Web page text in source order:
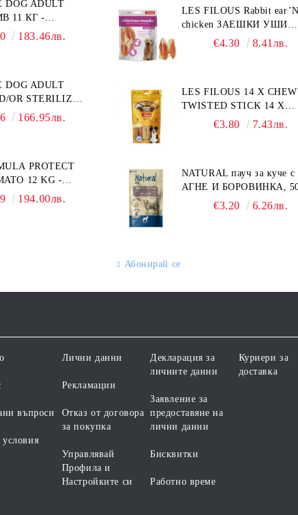
10 КГ, С
ЗЪРНО, БЕЗ
DOG ADULT
11 КГ -
ХРАНА ЗА
ЗА КУЧЕТА
ПОРОДИ НА
1 ГОДИНА.
183.46лв.
DOG ADULT
OR STERILIZED
12 КГ -
ТЕГЛО И/
КУЧЕТА
ПОРОДИ НА
166.95лв.
PROTECT
12 KG -
ДИЕТИЧНА
И СИЛНО
194.00лв.
LES FILOUS Rabbit ear’N
chicken ЗАЕШКИ УШИ
лакомство за куче, 50 г
€4.30 8.41лв.
LES FILOUS 14 X
TWISTED STICK 14 X
ДЪВЧАЩИ ДЕНТАЛНИ
€3.80 7.43лв.
NATURAL пауч за куче с
АГНЕ И БОРОВИНКА,
€3.20 6.26лв.
Абонирай се
въпроси
Лични данни
Рекламации
Отказ от договора
за покупка
Управлявай
Профила и
Настройките си
Декларация за
личните данни
Заявление за
предоставяне на
лични данни
Бисквитки
Работно време
Куриери за
доставка